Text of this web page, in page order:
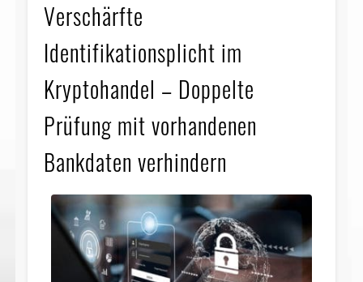
Verschärfte
Identifikationsplicht im
Kryptohandel – Doppelte
Prüfung mit vorhandenen
Bankdaten verhindern